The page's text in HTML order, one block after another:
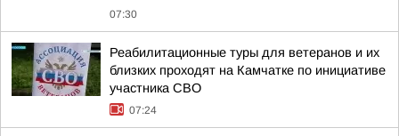
07:30
Реабилитационные туры для ветеранов и их
близких проходят на Камчатке по инициативе
участника СВО
07:24